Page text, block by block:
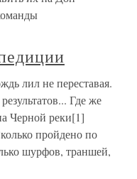
лил не переставая.
Где же
Черной реки[1]
пройдено по
шурфов, траншей,